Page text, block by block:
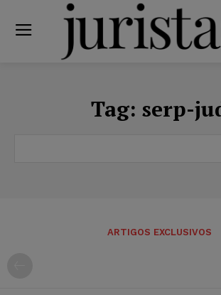
Tag: serp-
ARTIGOS EXCLUSIVOS